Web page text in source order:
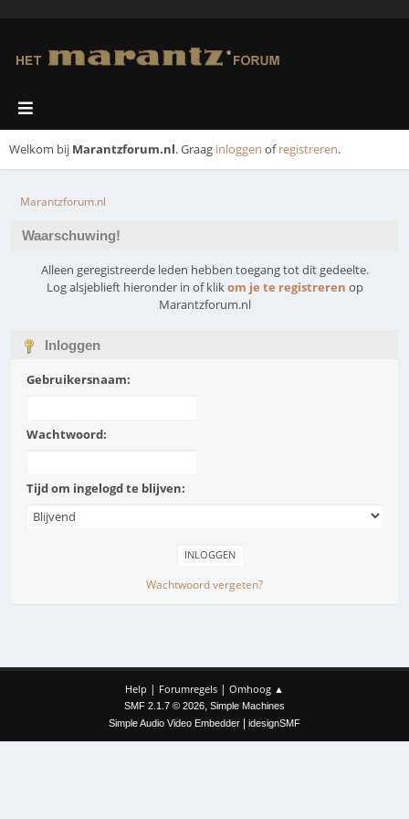
Welkom bij Marantzforum.nl. Graag inloggen ofregistreren.
Marantzforum.nl
Waarschuwing!
Alleen geregistreerde leden hebben toegang tot dit gedeelte.
Log alsjeblieft hieronder in of klikom je te registreren op
Marantzforum.nl
Inloggen
Gebruikersnaam:
Wachtwoord:
Tijd om ingelogd te blijven:
Wachtwoord vergeten?
Help | Forumregels | Omhoog ▲
SMF 2.1.7 © 2026, Simple Machines
Simple Audio Video Embedder
idesignSMF